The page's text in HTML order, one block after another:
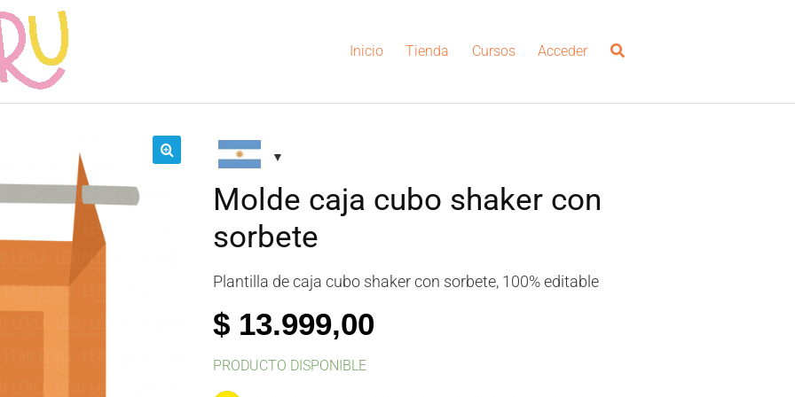
Inicio Tienda Cursos Acceder
Molde caja cubo shaker con
sorbete
Plantilla de caja cubo shaker con sorbete, 100% editable
$ 13.999,00
PRODUCTO DISPONIBLE